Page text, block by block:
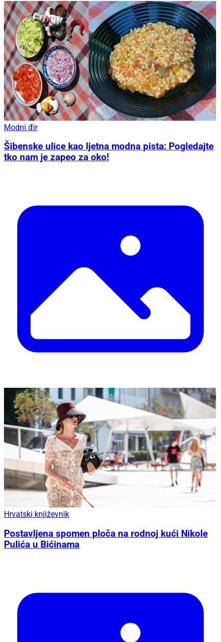
Modni đir
Šibenske ulice kao ljetna modna pista: Pogledajte
tko nam je zapeo za oko!
Hrvatski književnik
Postavljena spomen ploča na rodnoj kući Nikole
Pulića u Bićinama